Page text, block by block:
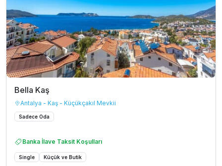
Bella Kaş
Antalya - Kaş - Küçükçakıl Mevkii
Sadece Oda
Banka İlave Taksit Koşulları
Single Küçük ve Butik